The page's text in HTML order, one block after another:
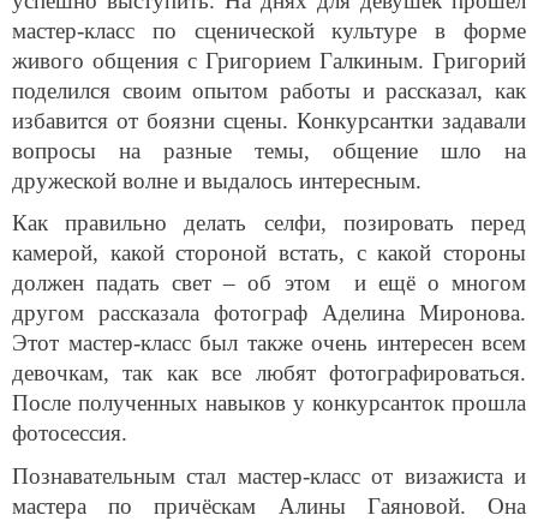
мастер-класс по сценической культуре в форме
живого общения с Григорием Галкиным. Григорий
поделился своим опытом работы и рассказал, как
избавится от боязни сцены. Конкурсантки задавали
вопросы на разные темы, общение шло на
дружеской волне и выдалось интересным.
Как правильно делать селфи, позировать перед
камерой, какой стороной встать, с какой стороны
должен падать свет – об этом и ещё о многом
другом рассказала фотограф Аделина Миронова.
Этот мастер-класс был также очень интересен всем
девочкам, так как все любят фотографироваться.
После полученных навыков у конкурсанток прошла
фотосессия.
Познавательным стал мастер-класс от визажиста и
мастера по причёскам Алины Гаяновой. Она